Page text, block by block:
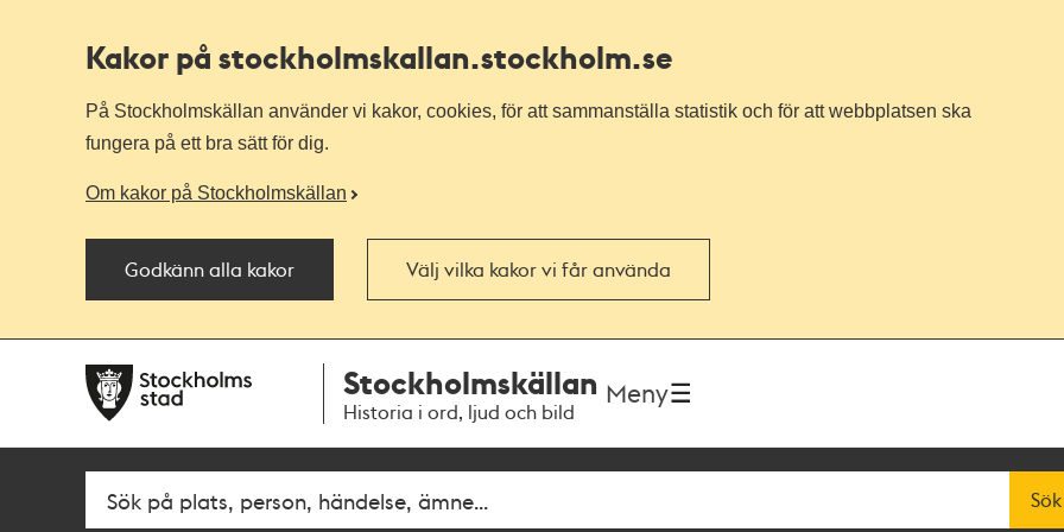
Kakor på stockholmskallan.stockholm.se
På Stockholmskällan använder vi kakor, cookies, för att sammanställa statistik och för att webbplatsen ska
fungera på ett bra sätt för dig.
Om kakor på Stockholmskällan
Godkänn alla kakor Välj vilka kakor vi får använda
navigationen
huvudinnehållet
Stockholmskällan
Historia i ord, ljud och bild
Meny
Fritextsök Sök